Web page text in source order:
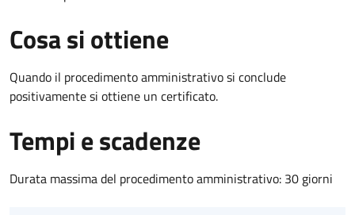
Cosa si ottiene
Quando il procedimento amministrativo si conclude
positivamente si ottiene un certificato.
Tempi e scadenze
Durata massima del procedimento amministrativo: 30 giorni